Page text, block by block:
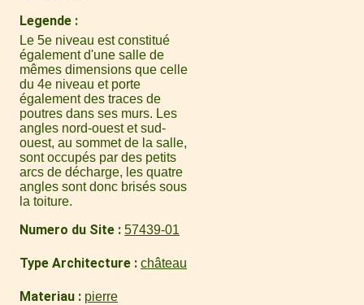
Legende
Le 5e niveau est constitué
également d'une salle de
mêmes dimensions que celle
du 4e niveau et porte
également des traces de
poutres dans ses murs. Les
angles nord-ouest et sud-
ouest, au sommet de la salle,
sont occupés par des petits
arcs de décharge, les quatre
angles sont donc brisés sous
la toiture.
Numero du Site 57439-01
Type Architecture château
Materiau pierre